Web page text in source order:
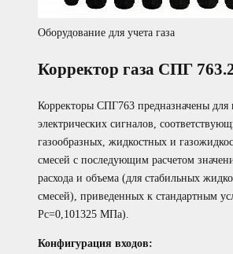
Оборудование для учета газа
Корректор газа СПГ
Корректоры СПГ763 предназначены для
электрических сигналов,
газообразных, жидкостных и
смесей с последующим расчетом
расхода и объема (для стабильных
смесей), приведенных к стандартным
Рс=0,101325 МПа).
Конфигурация входов: